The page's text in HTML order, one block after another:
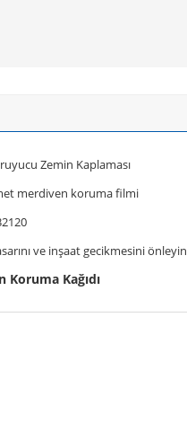
Zemin Kaplaması
merdiven koruma filmi
ve inşaat gecikmesini önleyin
Kağıdı